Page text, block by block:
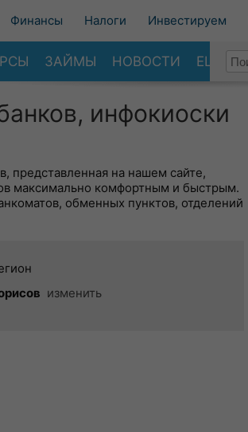
Финансы Налоги Инвестируем
ЗАЙМЫ НОВОСТИ ЕЩЕ
инфокиоски
представленная на нашем сайте,
максимально комфортным и быстрым.
обменных пунктов, отделений
изменить